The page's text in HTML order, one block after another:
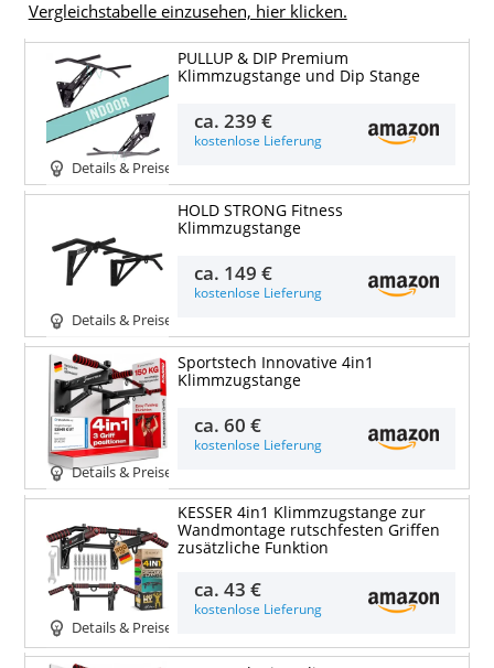
Vergleichstabelle einzusehen, hier klicken.
Details & Preise
PULLUP & DIP Premium
Klimmzugstange und Dip Stange
ca.239 €
kostenlose Lieferung
Details & Preise
HOLD STRONG Fitness
Klimmzugstange
ca. 149 €
kostenlose Lieferung
Details & Preise
Sportstech Innovative 4in1
Klimmzugstange
ca.60 €
kostenlose Lieferung
Details & Preise
KESSER 4in1 Klimmzugstange zur
Wandmontage rutschfesten Griffen
zusätzliche Funktion
ca.43 €
kostenlose Lieferung